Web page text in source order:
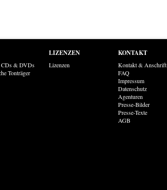
CDs & DVDs
Tonträger
LIZENZEN
Lizenzen
KONTAKT
Kontakt & Anschrift
FAQ
Impressum
Datenschutz
Agenturen
Presse-Bilder
Presse-Texte
AGB